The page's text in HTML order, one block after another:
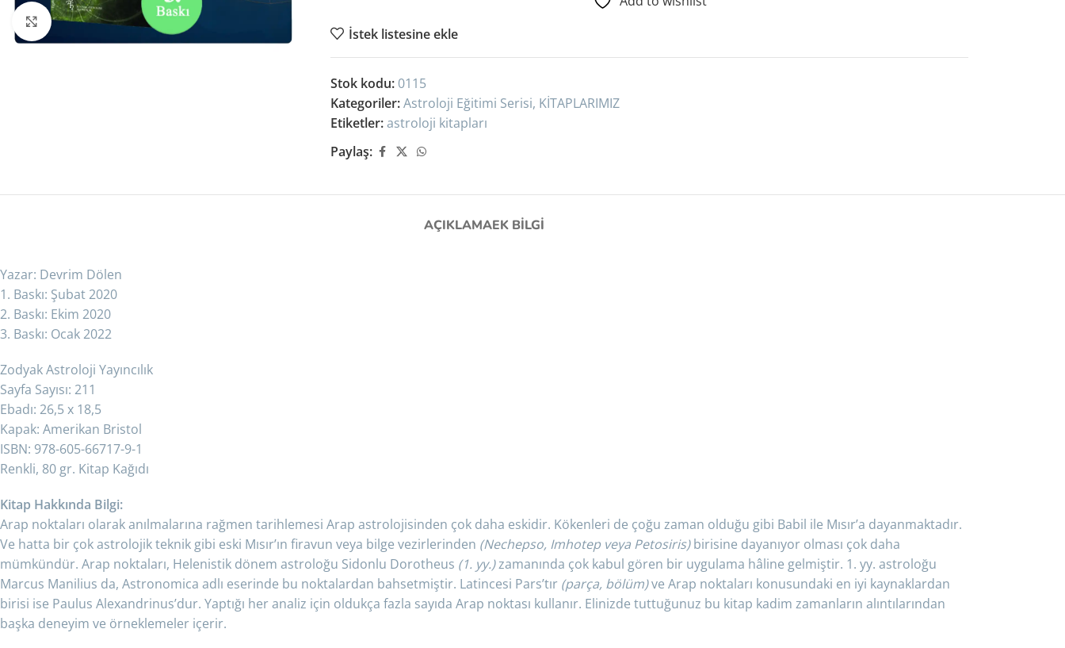
Astroloji Eğitimi Serisi
En Yeni Kitaplar
tüm astrolojik ve astronomik olayların tümünün, gün
gün ve saat saat eksiksiz bir şekilde, yorumlarla
verildiği bir almanak / takvim.
müfredatımızın en önemli başlangıç konularını
içeren çok değerli bir eser.
Büyütmek için tıklayın
İstek listesine ekle
Stok kodu: 0115
Kategoriler:Astroloji Eğitimi Serisi, KİTAPLARIMIZ
Etiketler:astroloji kitapları
Paylaş:
AÇIKLAMAEK BILGI
Yazar: Devrim Dölen
1. Baskı: Şubat 2020
2. Baskı: Ekim 2020
3. Baskı: Ocak 2022
Zodyak Astroloji Yayıncılık
Sayfa Sayısı: 211
Ebadı: 26,5 x 18,5
Kapak: Amerikan Bristol
ISBN: 978-605-66717-9-1
Renkli, 80 gr. Kitap Kağıdı
Kitap Hakkında Bilgi:
Arap noktaları olarak anılmalarına rağmen tarihlemesi Arap astrolojisinden çok daha eskidir. Kökenleri de çoğu zaman olduğu gibi Babil ile Mısır’a dayanmaktadır.
Ve hatta bir çok astrolojik teknik gibi eski Mısır’ın firavun veya bilge vezirlerinden (Nechepso, Imhotep veya Petosiris)birisine dayanıyor olması çok daha
mümkündür. Arap noktaları, Helenistik dönem astroloğu Sidonlu Dorotheus (1. yy.)zamanında çok kabul gören bir uygulama hâline gelmiştir. 1. yy. astroloğu
Marcus Manilius da, Astronomica adlı eserinde bu noktalardan bahsetmiştir. Latincesi Pars’tır (parça, bölüm)ve Arap noktaları konusundaki en iyi kaynaklardan
birisi ise Paulus Alexandrinus’dur. Yaptığı her analiz için oldukça fazla sayıda Arap noktası kullanır. Elinizde tuttuğunuz bu kitap kadim zamanların alıntılarından
başka deneyim ve örneklemeler içerir.